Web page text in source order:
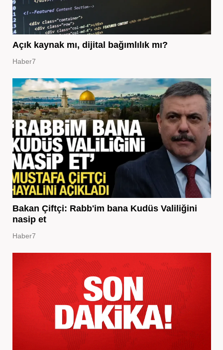
Açık kaynak mı, dijital bağımlılık mı?
Haber7
Bakan Çiftçi: Rabb'im bana Kudüs Valiliğini
nasip et
Haber7